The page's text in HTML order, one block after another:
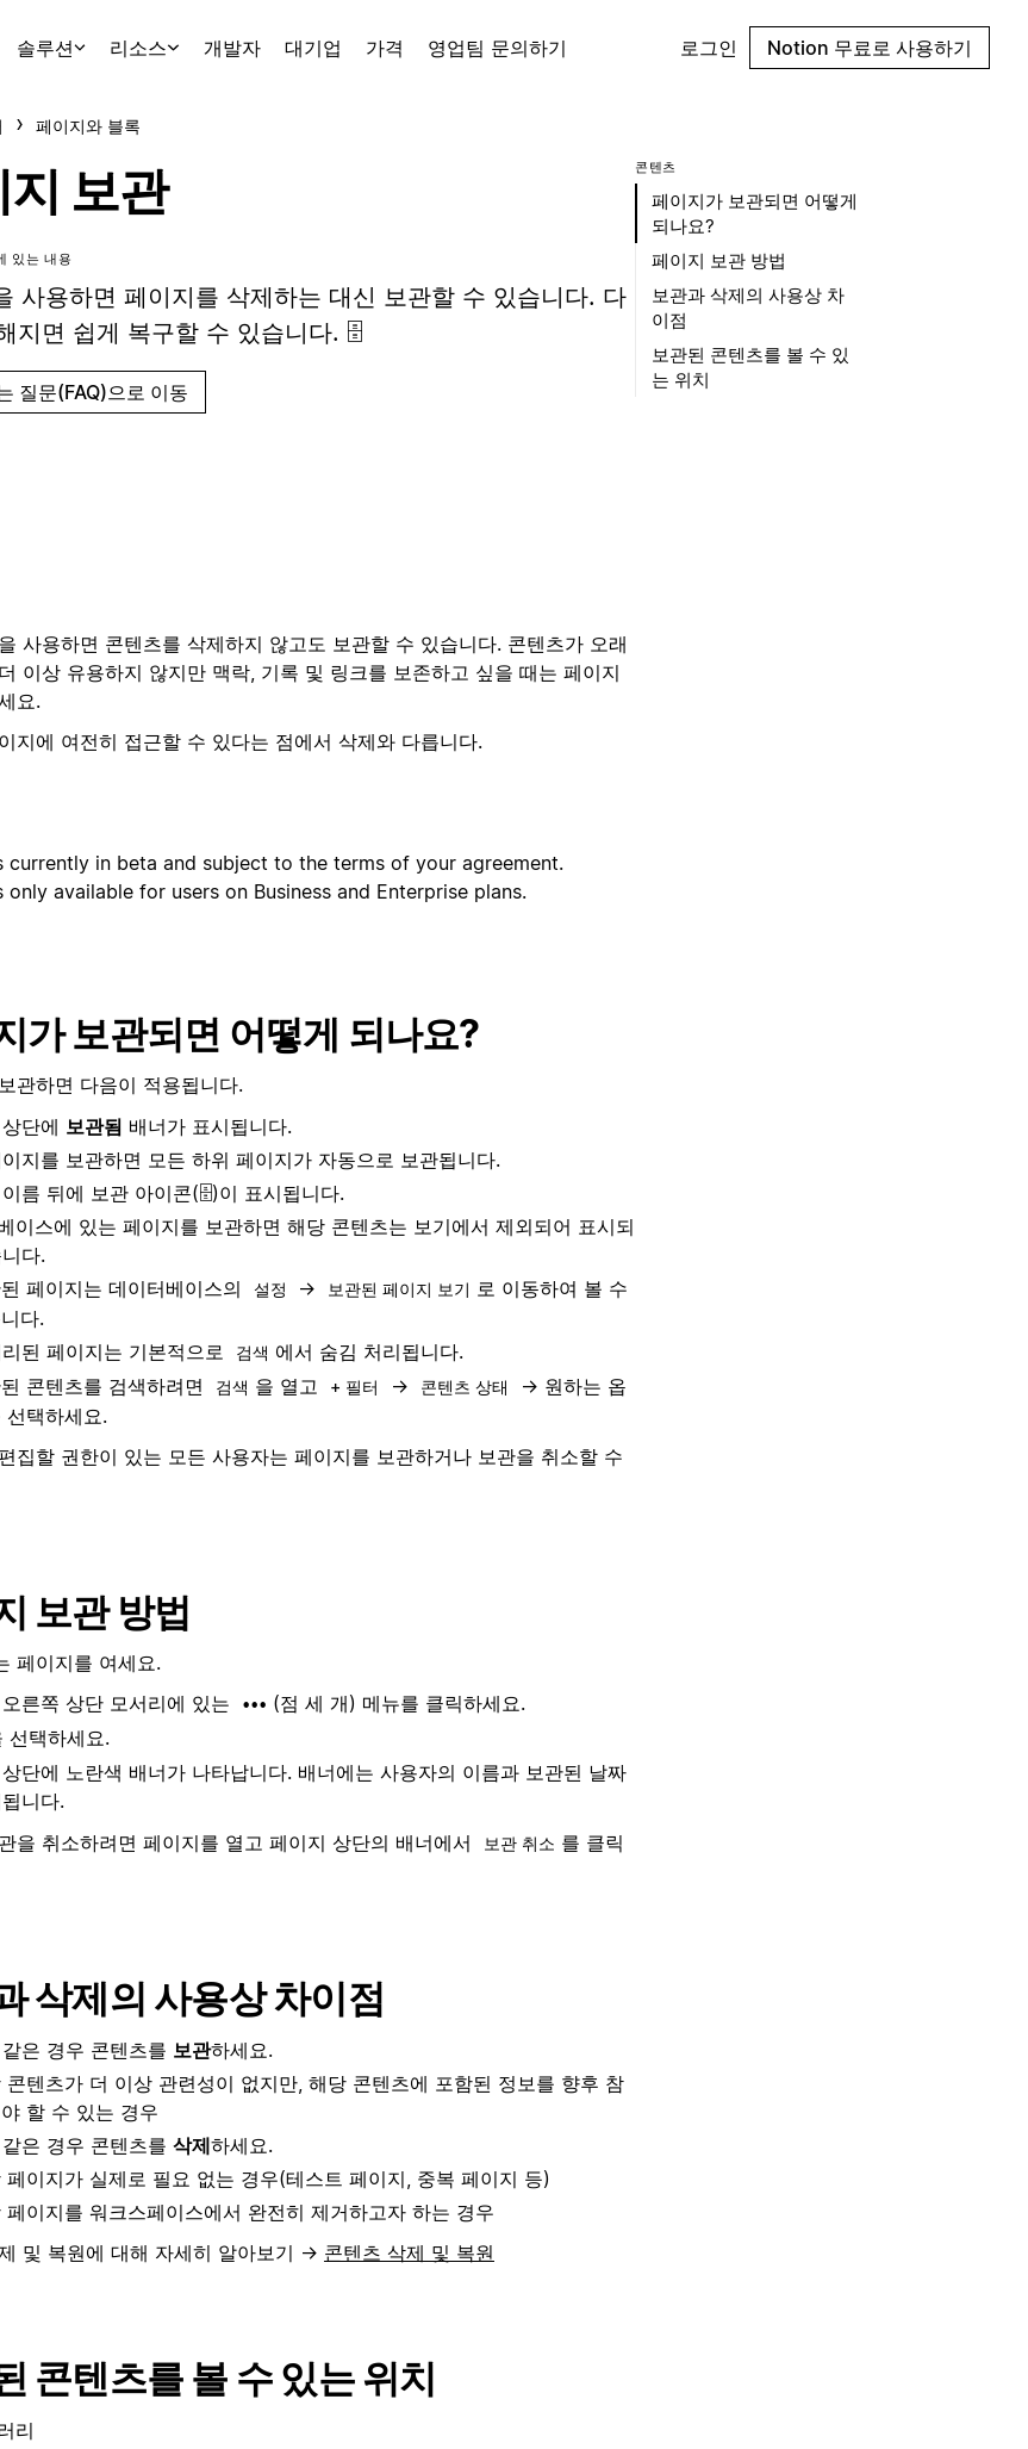
솔루션 리소스 개발자 대기업 가격 영업팀 문의하기 로그인 Notion 무료로 사용하기
페이지와 블록
보관
있는 내용
사용하면 페이지를 삭제하는 대신 보관할 수 있습니다. 다
지면 쉽게 복구할 수 있습니다. 🗄️
질문(FAQ)으로 이동
사용하면 콘텐츠를 삭제하지 않고도 보관할 수 있습니다. 콘텐츠가 오래
이상 유용하지 않지만 맥락, 기록 및 링크를 보존하고 싶을 때는 페이지
요.
지에 여전히 접근할 수 있다는 점에서 삭제와 다릅니다.
currently in beta and subject to the terms of your agreement.
only available for users on Business and Enterprise plans.
가 보관되면 어떻게 되나요?
관하면 다음이 적용됩니다.
단에 보관됨 배너가 표시됩니다.
지를 보관하면 모든 하위 페이지가 자동으로 보관됩니다.
름 뒤에 보관 아이콘(🗄️)이 표시됩니다.
이스에 있는 페이지를 보관하면 해당 콘텐츠는 보기에서 제외되어 표시되
다.
페이지는 데이터베이스의
설정 → 보관된 페이지 보기 로 이동하여 볼 수
다.
된 페이지는 기본적으로
검색 에서 숨김 처리됩니다.
콘텐츠를 검색하려면
검색 을 열고 + 필터 → 콘텐츠 상태
→ 원하는 옵
선택하세요.
집할 권한이 있는 모든 사용자는 페이지를 보관하거나 보관을 취소할 수
보관 방법
페이지를 여세요.
른쪽 상단 모서리에 있는
••• (점 세 개) 메뉴를 클릭하세요.
선택하세요.
단에 노란색 배너가 나타납니다. 배너에는 사용자의 이름과 보관된 날짜
니다.
을 취소하려면 페이지를 열고 페이지 상단의 배너에서
보관 취소 를 클릭
삭제의 사용상 차이점
은 경우 콘텐츠를 보관하세요.
콘텐츠가 더 이상 관련성이 없지만, 해당 콘텐츠에 포함된 정보를 향후 참
할 수 있는 경우
은 경우 콘텐츠를 삭제하세요.
페이지가 실제로 필요 없는 경우(테스트 페이지, 중복 페이지 등)
페이지를 워크스페이스에서 완전히 제거하고자 하는 경우
및 복원에 대해 자세히 알아보기 → 콘텐츠 삭제 및 복원
콘텐츠를 볼 수 있는 위치
리
콘텐츠
페이지가 보관되면 어떻게
되나요?
페이지 보관 방법
보관과 삭제의 사용상 차
이점
보관된 콘텐츠를 볼 수 있
는 위치